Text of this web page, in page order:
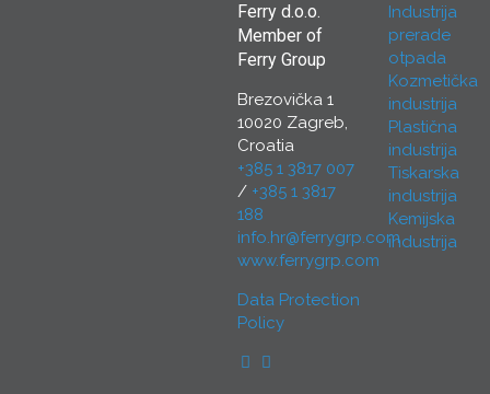
Ferry d.o.o.
Member of
Ferry Group
Brezovička 1
10020 Zagreb,
Croatia
+385 1 3817 007
/ +385 1 3817
188
info.hr@ferrygrp.com
www.ferrygrp.com
Data Protection
Policy
Industrija
prerade
otpada
Kozmetička
industrija
Plastična
industrija
Tiskarska
industrija
Kemijska
industrija